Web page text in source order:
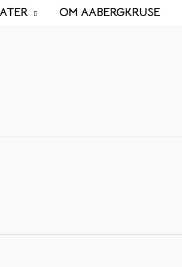
OM AABERGKRUSE